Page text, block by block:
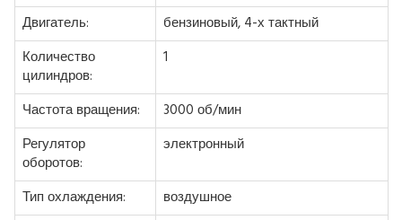
Двигатель:
бензиновый, 4-х тактный
Количество
цилиндров:
1
Частота вращения:
3000 об/мин
Регулятор
оборотов:
электронный
Тип охлаждения:
воздушное